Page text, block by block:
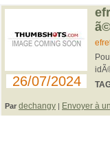
26/07/2024
Par dechangy | Envoyer à